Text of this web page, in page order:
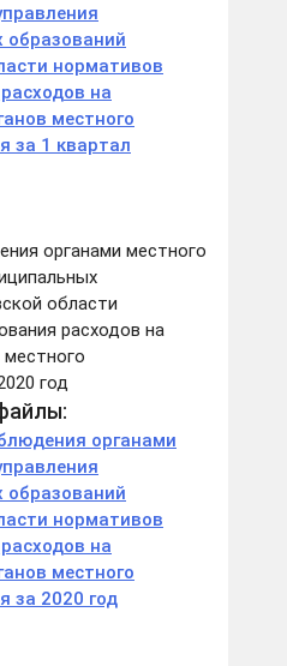
образований
нормативов
на
местного
за 1 квартал
органами местного
области
расходов на
год
органами
образований
нормативов
на
местного
за 2020 год